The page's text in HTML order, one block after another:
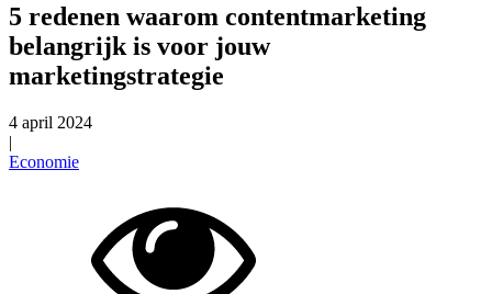
5 redenen waarom contentmarketing
belangrijk is voor jouw
marketingstrategie
4 april 2024
|
Economie